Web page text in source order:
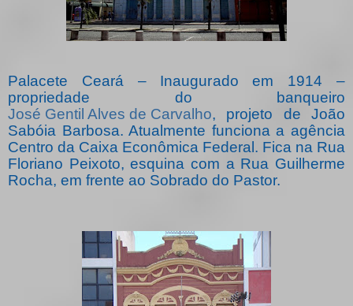
Palacete Ceará – Inaugurado em 1914 –
propriedade do banqueiro
José Gentil Alves de Carvalho, projeto de João
Sabóia Barbosa. Atualmente funciona a agência
Centro da Caixa Econômica Federal. Fica na Rua
Floriano Peixoto, esquina com a Rua Guilherme
Rocha, em frente ao Sobrado do Pastor.